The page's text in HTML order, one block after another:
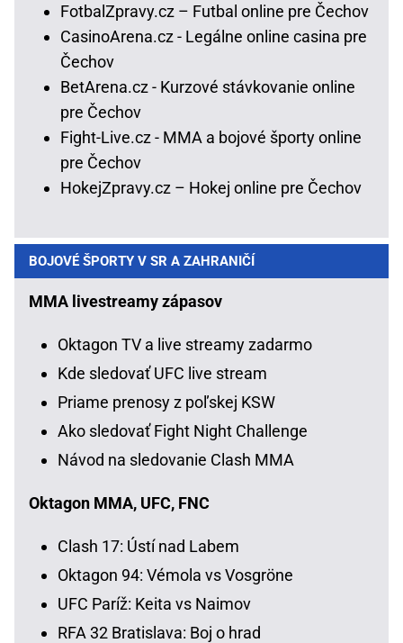
FotbalZpravy.cz – Futbal online pre Čechov
CasinoArena.cz - Legálne online casina pre
Čechov
BetArena.cz - Kurzové stávkovanie online
pre Čechov
Fight-Live.cz - MMA a bojové športy online
pre Čechov
HokejZpravy.cz – Hokej online pre Čechov
BOJOVÉ ŠPORTY V SR A ZAHRANIČÍ
MMA livestreamy zápasov
Oktagon TV a live streamy zadarmo
Kde sledovať UFC live stream
Priame prenosy z poľskej KSW
Ako sledovať Fight Night Challenge
Návod na sledovanie Clash MMA
Oktagon MMA, UFC, FNC
Clash 17: Ústí nad Labem
Oktagon 94: Vémola vs Vosgröne
UFC Paríž: Keita vs Naimov
RFA 32 Bratislava: Boj o hrad